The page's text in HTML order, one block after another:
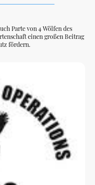
Parte von 4 Wölfen des
einen großen Beitrag
fördern.